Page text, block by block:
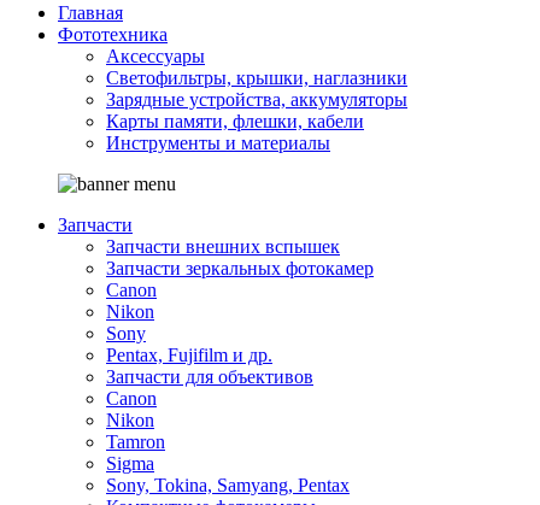
Главная
Фототехника
Аксессуары
Светофильтры, крышки, наглазники
Зарядные устройства, аккумуляторы
Карты памяти, флешки, кабели
Инструменты и материалы
Запчасти
Запчасти внешних вспышек
Запчасти зеркальных фотокамер
Canon
Nikon
Sony
Pentax, Fujifilm и др.
Запчасти для объективов
Canon
Nikon
Tamron
Sigma
Sony, Tokina, Samyang, Pentax